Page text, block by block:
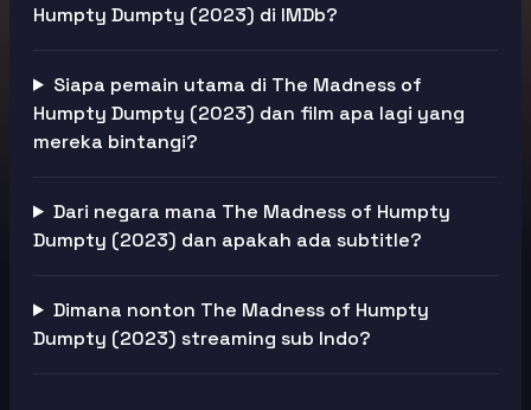
Humpty Dumpty (2023) di IMDb?
Siapa pemain utama di The Madness of
Humpty Dumpty (2023) dan film apa lagi yang
mereka bintangi?
Dari negara mana The Madness of Humpty
Dumpty (2023) dan apakah ada subtitle?
Dimana nonton The Madness of Humpty
Dumpty (2023) streaming sub Indo?